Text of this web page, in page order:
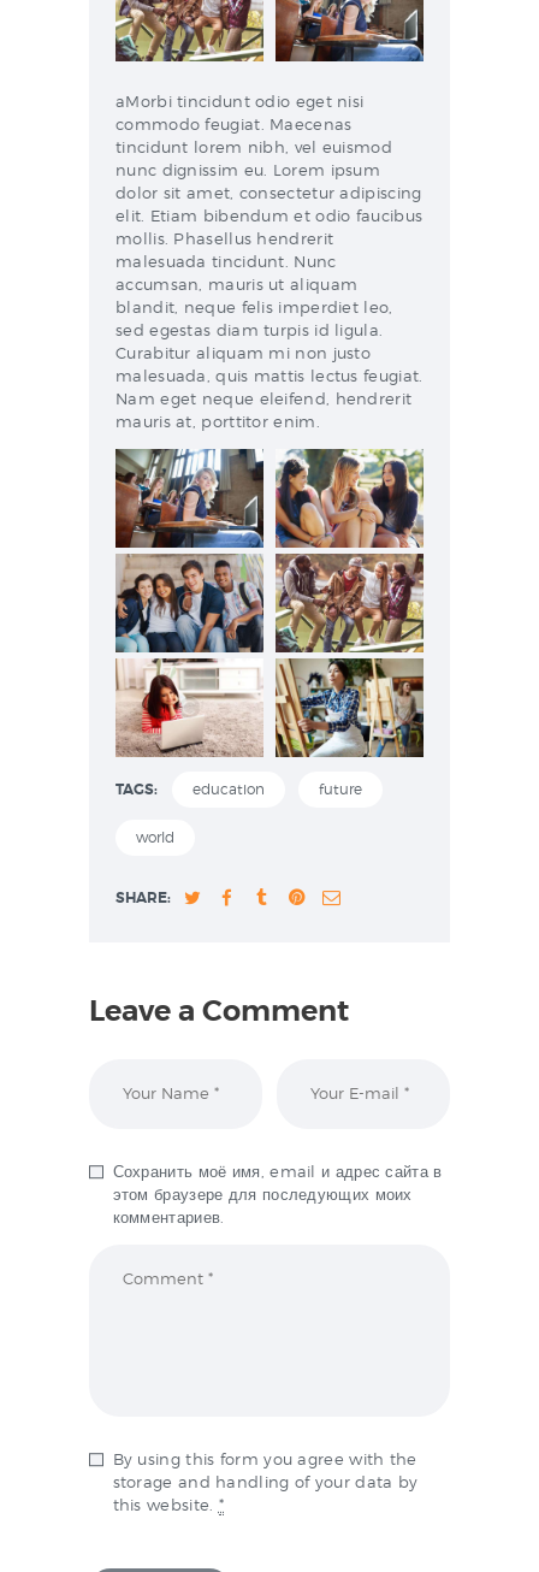
aMorbi tincidunt odio eget nisi
commodo feugiat. Maecenas
tincidunt lorem nibh, vel euismod
nunc dignissim eu. Lorem ipsum
dolor sit amet, consectetur adipiscing
elit. Etiam bibendum et odio faucibus
mollis. Phasellus hendrerit
malesuada tincidunt. Nunc
accumsan, mauris ut aliquam
blandit, neque felis imperdiet leo,
sed egestas diam turpis id ligula.
Curabitur aliquam mi non justo
malesuada, quis mattis lectus feugiat.
Nam eget neque eleifend, hendrerit
mauris at, porttitor enim.
TAGS: education future
world
SHARE:
Leave a Comment
Сохранить моё имя, email и адрес сайта в
этом браузере для последующих моих
комментариев.
By using this form you agree with the
storage and handling of your data by
this website. *